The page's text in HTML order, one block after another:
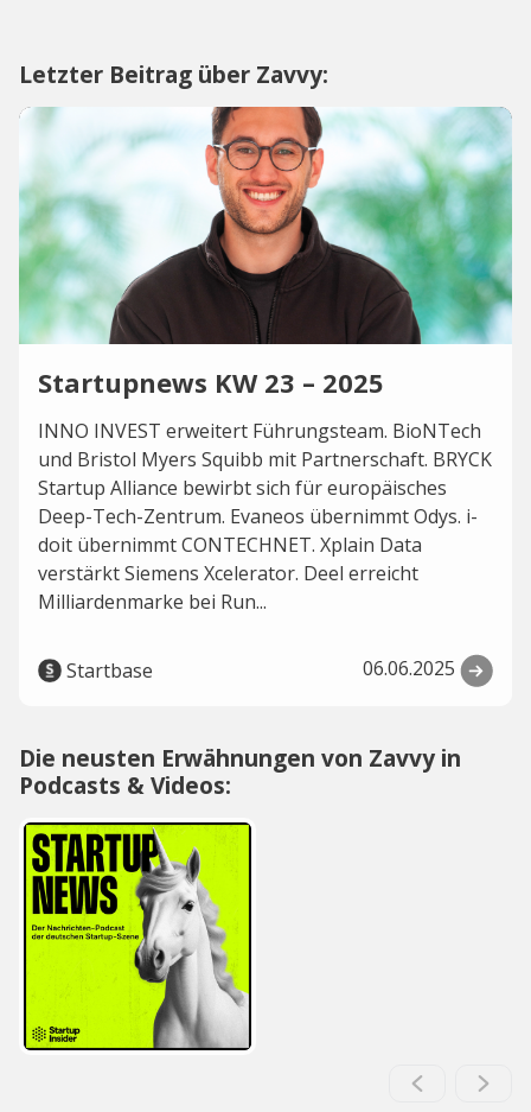
Letzter Beitrag über Zavvy:
Startupnews KW 23 – 2025
INNO INVEST erweitert Führungsteam. BioNTech
und Bristol Myers Squibb mit Partnerschaft. BRYCK
Startup Alliance bewirbt sich für europäisches
Deep-Tech-Zentrum. Evaneos übernimmt Odys. i-
doit übernimmt CONTECHNET. Xplain Data
verstärkt Siemens Xcelerator. Deel erreicht
Milliardenmarke bei Run...
Startbase 06.06.2025
Die neusten Erwähnungen von Zavvy in
Podcasts & Videos: